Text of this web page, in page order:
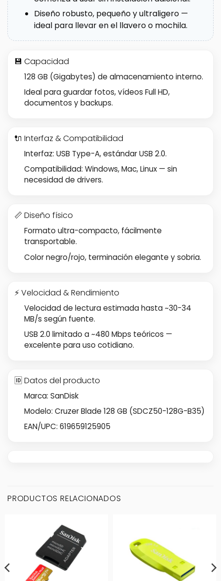
Diseño robusto, pequeño y ultraligero —
ideal para llevar en el llavero o mochila.
💾 Capacidad
128 GB (Gigabytes) de almacenamiento interno.
Ideal para guardar fotos, vídeos Full HD,
documentos y backups.
🔌 Interfaz & Compatibilidad
Interfaz: USB Type-A, estándar USB 2.0.
Compatibilidad: Windows, Mac, Linux — sin
necesidad de drivers.
📏 Diseño físico
Formato ultra-compacto, fácilmente
transportable.
Color negro/rojo, terminación elegante y sobria.
⚡ Velocidad & Rendimiento
Velocidad de lectura estimada hasta ~30-34
MB/s según fuente.
USB 2.0 limitado a ~480 Mbps teóricos —
excelente para uso cotidiano.
🆔 Datos del producto
Marca: SanDisk
Modelo: Cruzer Blade 128 GB (SDCZ50-128G-B35)
EAN/UPC: 619659125905
PRODUCTOS RELACIONADOS